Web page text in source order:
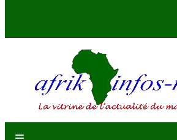
AFRIKINFOS MALI
La vitrine de l'actualité du Mali et d'ailleurs